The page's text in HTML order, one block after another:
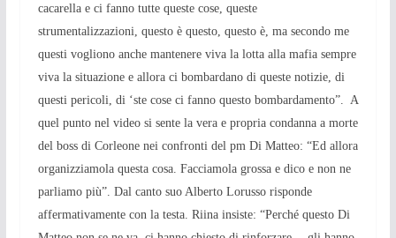
cacarella e ci fanno tutte queste cose, queste
strumentalizzazioni, questo è questo, questo è, ma secondo me
questi vogliono anche mantenere viva la lotta alla mafia sempre
viva la situazione e allora ci bombardano di queste notizie, di
questi pericoli, di ‘ste cose ci fanno questo bombardamento”. A
quel punto nel video si sente la vera e propria condanna a morte
del boss di Corleone nei confronti del pm Di Matteo: “Ed allora
organizziamola questa cosa. Facciamola grossa e dico e non ne
parliamo più”. Dal canto suo Alberto Lorusso risponde
affermativamente con la testa. Riina insiste: “Perché questo Di